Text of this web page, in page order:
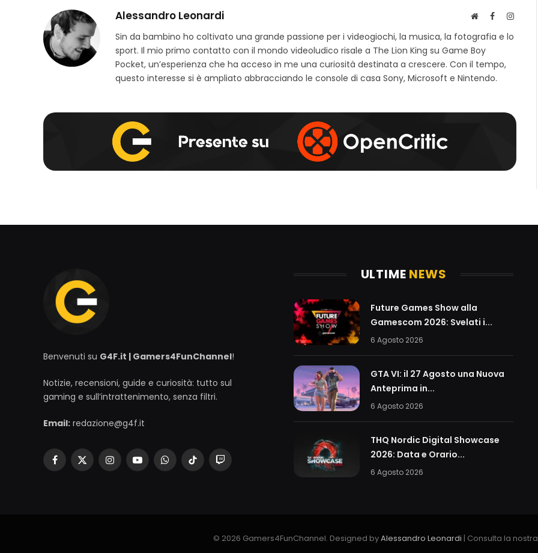
Alessandro Leonardi
S
t
o
w
e
F
c
b
o
I
Sin da bambino ho coltivato una grande passione per i videogiochi, la musica, la fotografia e lo
sport. Il mio primo contatto con il mondo videoludico risale a The Lion King su Game Boy
Pocket, un’esperienza che ha acceso in me una curiosità destinata a crescere. Con il tempo,
questo interesse si è ampliato abbracciando le console di casa Sony, Microsoft e Nintendo.
Benvenuti su G4F.it | Gamers4FunChannel!
Notizie, recensioni, guide e curiosità: tutto sul
gaming e sull’intrattenimento, senza filtri.
Email: redazione@g4f.it
Facebook
X
InstagramYouTubeWhatsAppTikTokTwitch
ULTIME NEWS
Future Games Show alla
Gamescom 2026: Svelati i...
6 Agosto 2026
GTA VI: il 27 Agosto una Nuova
Anteprima in...
6 Agosto 2026
THQ Nordic Digital Showcase
2026: Data e Orario...
6 Agosto 2026
© 2026 Gamers4FunChannel. Designed byAlessandro Leonardi | Consulta la nostra